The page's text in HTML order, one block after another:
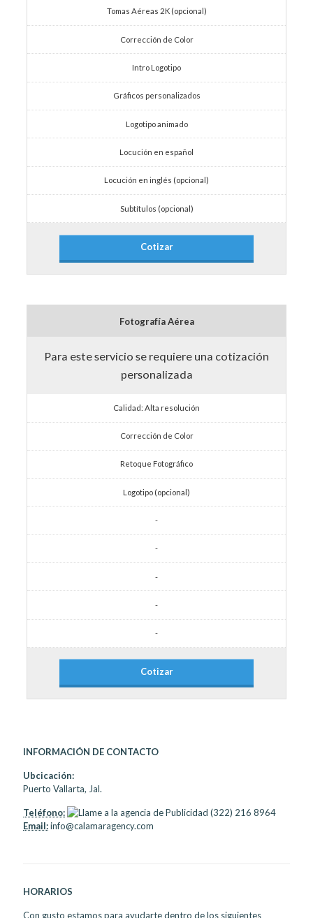
Tomas Aéreas 2K (opcional)
Corrección de Color
Intro Logotipo
Gráficos personalizados
Logotipo animado
Locución en español
Locución en inglés (opcional)
Subtítulos (opcional)
Cotizar
Fotografía Aérea
Para este servicio se requiere una cotización
personalizada
Calidad: Alta resolución
Corrección de Color
Retoque Fotográfico
Logotipo (opcional)
-
-
-
-
-
Cotizar
INFORMACIÓN DE CONTACTO
Ubcicación:
Puerto Vallarta, Jal.
Teléfono:
(322) 216 8964
Email:info@calamaragency.com
HORARIOS
Con gusto estamos para ayudarte dentro de los siguientes